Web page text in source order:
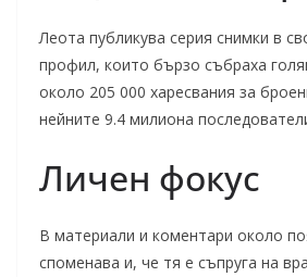
Леота публикува серия снимки в
профил, които бързо събраха
около 205 000 харесвания за
нейните 9.4 милиона
Личен фокус
В материали и коментари около
споменава и, че тя е съпруга на